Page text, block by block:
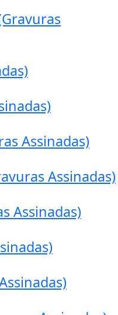
Assinadas)
Assinadas)
Assinadas)